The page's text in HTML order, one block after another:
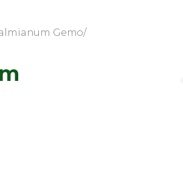
Gemo/